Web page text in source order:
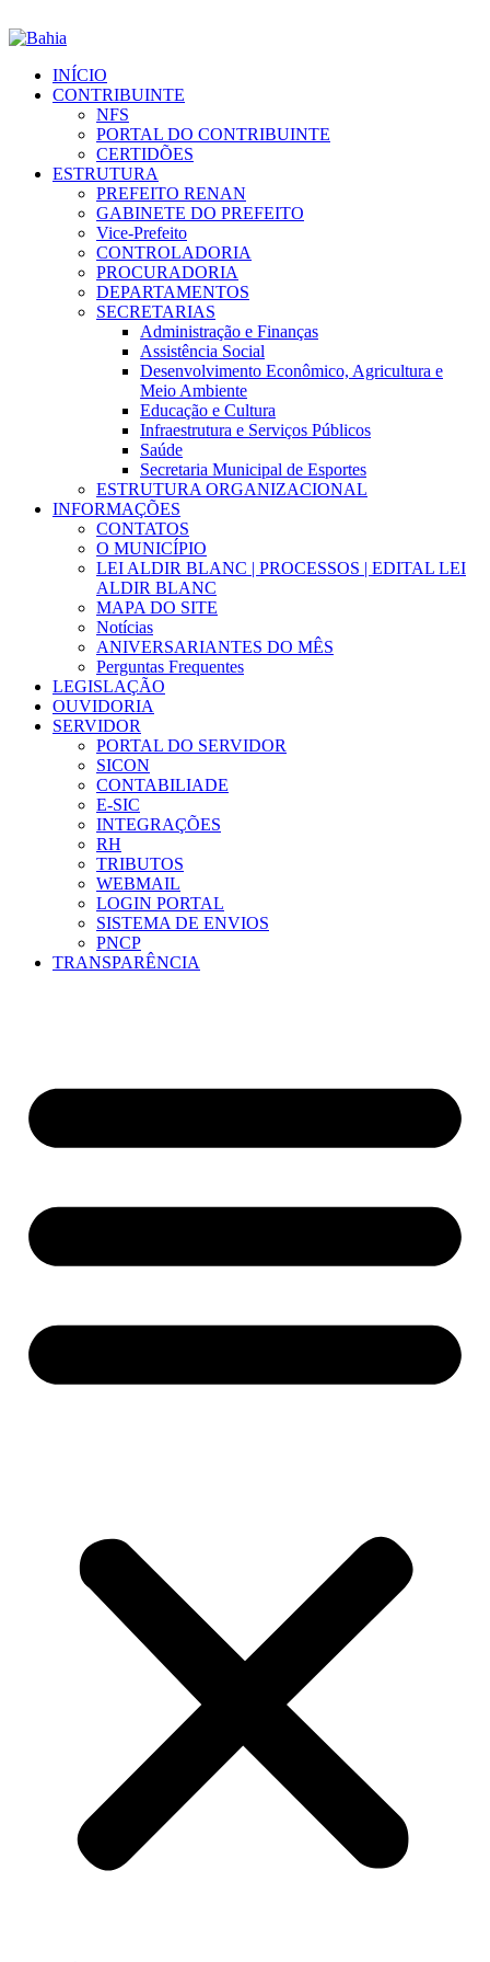
INÍCIO
CONTRIBUINTE
NFS
PORTAL DO CONTRIBUINTE
CERTIDÕES
ESTRUTURA
PREFEITO RENAN
GABINETE DO PREFEITO
Vice-Prefeito
CONTROLADORIA
PROCURADORIA
DEPARTAMENTOS
SECRETARIAS
Administração e Finanças
Assistência Social
Desenvolvimento Econômico, Agricultura e
Meio Ambiente
Educação e Cultura
Infraestrutura e Serviços Públicos
Saúde
Secretaria Municipal de Esportes
ESTRUTURA ORGANIZACIONAL
INFORMAÇÕES
CONTATOS
O MUNICÍPIO
LEI ALDIR BLANC | PROCESSOS | EDITAL LEI
ALDIR BLANC
MAPA DO SITE
Notícias
ANIVERSARIANTES DO MÊS
Perguntas Frequentes
LEGISLAÇÃO
OUVIDORIA
SERVIDOR
PORTAL DO SERVIDOR
SICON
CONTABILIADE
E-SIC
INTEGRAÇÕES
RH
TRIBUTOS
WEBMAIL
LOGIN PORTAL
SISTEMA DE ENVIOS
PNCP
TRANSPARÊNCIA